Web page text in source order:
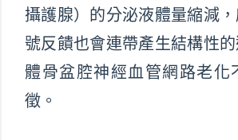
攝護腺）的分泌液體量縮減
號反饋也會連帶產生結構性
體骨盆腔神經血管網路老化
徵。